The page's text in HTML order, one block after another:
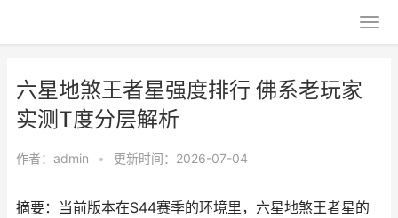
六星地煞王者星强度排行 佛系老玩家
实测T度分层解析
作者： admin • 更新时间：2026-07-04
摘要：当前版本在S44赛季的环境里，六星地煞王者星的